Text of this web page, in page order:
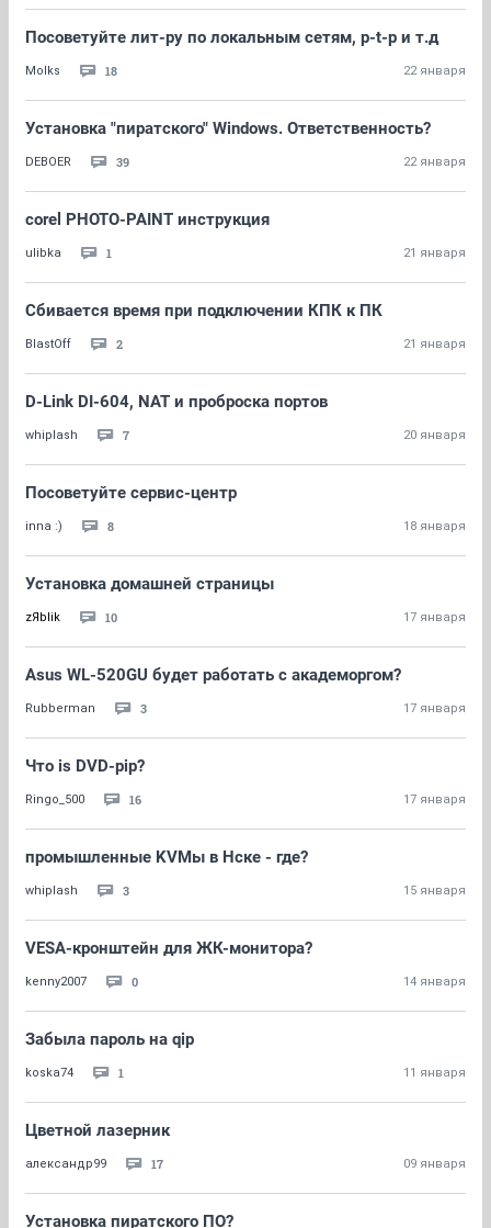
Посоветуйте лит-ру по локальным сетям, p-t-p и т.д
Molks 18 22 января
Установка "пиратского" Windows. Ответственность?
DEBOER 39 22 января
corel PHOTO-PAINT инструкция
ulibka 1 21 января
Сбивается время при подключении КПК к ПК
BlastOff 2 21 января
D-Link DI-604, NAT и проброска портов
whiplash 7 20 января
Посоветуйте сервис-центр
inna :) 8 18 января
Установка домашней страницы
zЯblik 10 17 января
Asus WL-520GU будет работать с академоргом?
Rubberman 3 17 января
Что is DVD-pip?
Ringo_500 16 17 января
промышленные KVMы в Нске - где?
whiplash 3 15 января
VESA-кронштейн для ЖК-монитора?
kenny2007 0 14 января
Забыла пароль на qip
koska74 1 11 января
Цветной лазерник
александр99 17 09 января
Установка пиратского ПО?